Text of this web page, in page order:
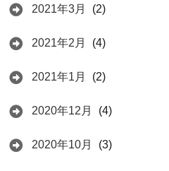
2021年3月 (2)
2021年2月 (4)
2021年1月 (2)
2020年12月 (4)
2020年10月 (3)